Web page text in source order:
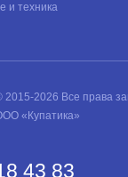
и техника
2015-2026 Все права
«Купатика»
43 83